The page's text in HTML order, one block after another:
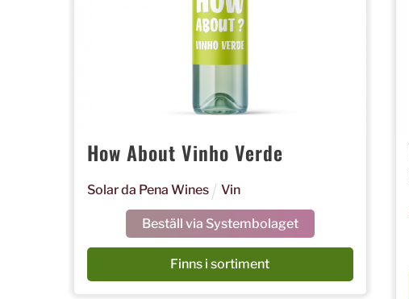
How About Vinho Verde
Solar da Pena Wines Vin
Beställ via Systembolaget
Finns i sortiment